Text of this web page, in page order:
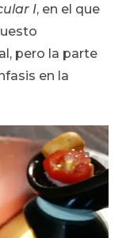
I, en el que
pero la parte
en la